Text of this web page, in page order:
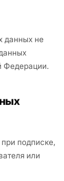
данных не
Федерации.
подписке,
или